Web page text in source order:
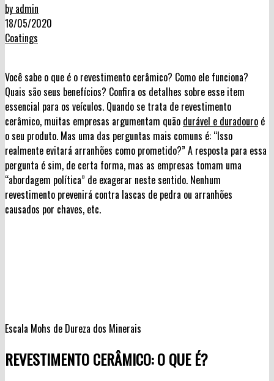
by admin
18/05/2020
Coatings
Você sabe o que é o revestimento cerâmico? Como ele funciona?
Quais são seus benefícios? Confira os detalhes sobre esse item
essencial para os veículos. Quando se trata de revestimento
cerâmico, muitas empresas argumentam quão durável e duradouro é
o seu produto. Mas uma das perguntas mais comuns é: “Isso
realmente evitará arranhões como prometido?” A resposta para essa
pergunta é sim, de certa forma, mas as empresas tomam uma
“abordagem política” de exagerar neste sentido. Nenhum
revestimento prevenirá contra lascas de pedra ou arranhões
causados por chaves, etc.
Escala Mohs de Dureza dos Minerais
REVESTIMENTO CERÂMICO: O QUE É?